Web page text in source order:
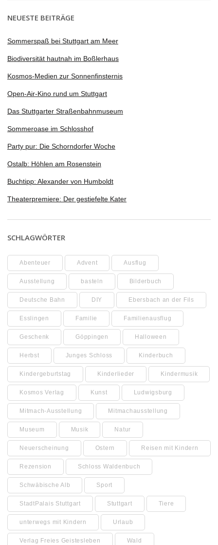
NEUESTE BEITRÄGE
Sommerspaß bei Stuttgart am Meer
Biodiversität hautnah im Boßlerhaus
Kosmos-Medien zur Sonnenfinsternis
Open-Air-Kino rund um Stuttgart
Das Stuttgarter Straßenbahnmuseum
Sommeroase im Schlosshof
Party pur: Die Schorndorfer Woche
Ostalb: Höhlen am Rosenstein
Buchtipp: Alexander von Humboldt
Theaterpremiere: Der gestiefelte Kater
SCHLAGWÖRTER
Abenteuer Advent Ausflug
Ausstellung basteln Bilderbuch
Deutsche Bahn DIY Ebersbach an der Fils
Esslingen Familie Familienausflug
Geschenk Göppingen Halloween
Herbst Junges Schloss Kinderbuch
Kindergeburtstag Kinderlieder Kindermusik
Kosmos Verlag Kunst Ludwigsburg
Mitmach-Ausstellung Mitmachausstellung
Museum Musik Natur
Neuerscheinung Ostern Reisen mit Kindern
Rezension Schloss Waldenbuch
Schwäbische Alb Sport
StadtPalais Stuttgart Stuttgart Tiere
unterwegs mit Kindern Urlaub
Verlag Freies Geistesleben Wald